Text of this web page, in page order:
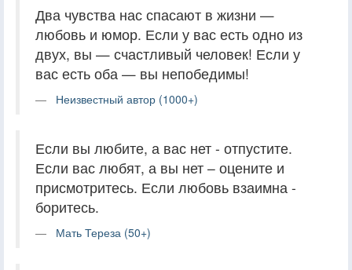
Два чувства нас спасают в жизни —
любовь и юмор. Если у вас есть одно из
двух, вы — счастливый человек! Если у
вас есть оба — вы непобедимы!
Неизвестный автор (1000+)
Если вы любите, а вас нет - отпустите.
Если вас любят, а вы нет – оцените и
присмотритесь. Если любовь взаимна -
боритесь.
Мать Тереза (50+)